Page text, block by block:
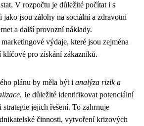
V rozpočtu je důležité počítat i s
jako jsou zálohy na sociální a zdravotní
a další provozní náklady.
výdaje, které jsou zejména
pro získání zákazníků.
plánu by měla být i analýza rizik a
. Je důležité identifikovat potenciální
jejich řešení. To zahrnuje
činnosti, vytvoření krizových